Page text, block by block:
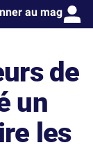
au mag
de
un
les